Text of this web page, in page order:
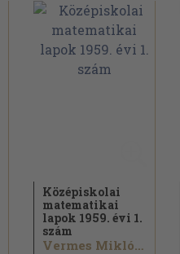
Középiskolai
matematikai
lapok 1959. évi 1.
szám
Vermes Miklós...